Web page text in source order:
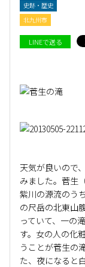
史跡・歴史
北九州市
LINEで送る
天気が良いので
みました。菅生
紫川の源流のう
の尺岳の北東山
っていて、一の
す。女の人の化
うことが菅生の
た、夜になると